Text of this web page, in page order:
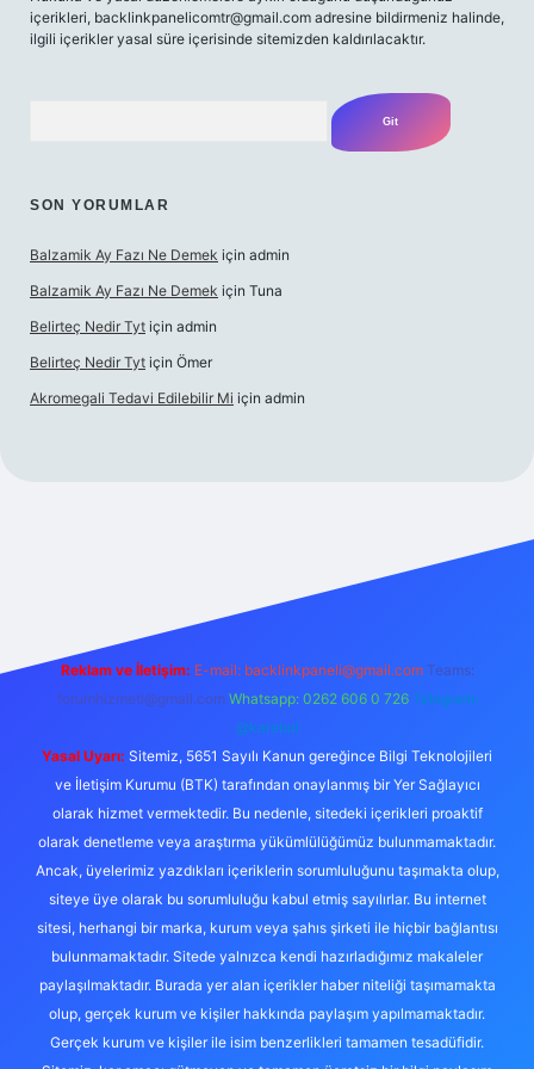
içerikleri, backlinkpanelicomtr@gmail.com adresine bildirmeniz halinde,
ilgili içerikler yasal süre içerisinde sitemizden kaldırılacaktır.
SON YORUMLAR
Balzamik Ay Fazı Ne Demek için admin
Balzamik Ay Fazı Ne Demek için Tuna
Belirteç Nedir Tyt için admin
Belirteç Nedir Tyt için Ömer
Akromegali Tedavi Edilebilir Mi için admin
Reklam ve İletişim: E-mail: backlinkpaneli@gmail.com Teams:
forumhizmeti@gmail.com Whatsapp: 0262 606 0 726 Telegram:
@karabul
Yasal Uyarı: Sitemiz, 5651 Sayılı Kanun gereğince Bilgi Teknolojileri
ve İletişim Kurumu (BTK) tarafından onaylanmış bir Yer Sağlayıcı
olarak hizmet vermektedir. Bu nedenle, sitedeki içerikleri proaktif
olarak denetleme veya araştırma yükümlülüğümüz bulunmamaktadır.
Ancak, üyelerimiz yazdıkları içeriklerin sorumluluğunu taşımakta olup,
siteye üye olarak bu sorumluluğu kabul etmiş sayılırlar. Bu internet
sitesi, herhangi bir marka, kurum veya şahıs şirketi ile hiçbir bağlantısı
bulunmamaktadır. Sitede yalnızca kendi hazırladığımız makaleler
paylaşılmaktadır. Burada yer alan içerikler haber niteliği taşımamakta
olup, gerçek kurum ve kişiler hakkında paylaşım yapılmamaktadır.
Gerçek kurum ve kişiler ile isim benzerlikleri tamamen tesadüfidir.